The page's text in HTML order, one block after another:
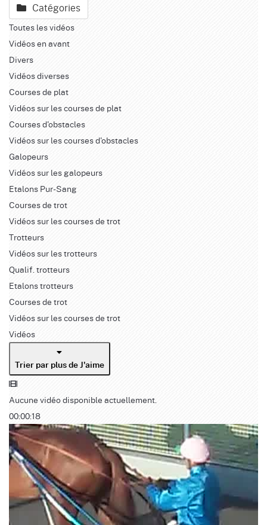
Catégories
Toutes les vidéos
Vidéos en avant
Divers
Vidéos diverses
Courses de plat
Vidéos sur les courses de plat
Courses d'obstacles
Vidéos sur les courses d'obstacles
Galopeurs
Vidéos sur les galopeurs
Etalons Pur-Sang
Courses de trot
Vidéos sur les courses de trot
Trotteurs
Vidéos sur les trotteurs
Qualif. trotteurs
Etalons trotteurs
Courses de trot
Vidéos sur les courses de trot
Vidéos
Trier par plus de J'aime
Aucune vidéo disponible actuellement.
00:00:18